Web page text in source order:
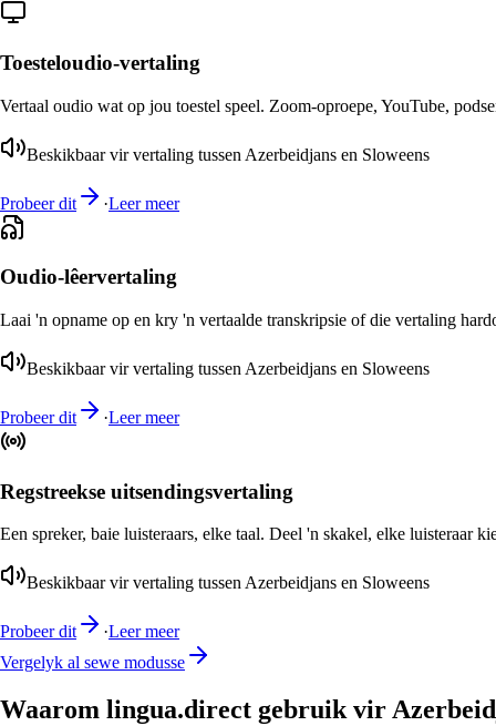
Toesteloudio-vertaling
Vertaal oudio wat op jou toestel speel. Zoom-oproepe, YouTube,
Beskikbaar vir vertaling tussen Azerbeidjans en Sloweens
Probeer dit ·Leer meer
Oudio-lêervertaling
Laai 'n opname op en kry 'n vertaalde transkripsie of die vertaling
Beskikbaar vir vertaling tussen Azerbeidjans en Sloweens
Probeer dit ·Leer meer
Regstreekse uitsendingsvertaling
Een spreker, baie luisteraars, elke taal. Deel 'n skakel, elke luisteraar
Beskikbaar vir vertaling tussen Azerbeidjans en Sloweens
Probeer dit ·Leer meer
Vergelyk al sewe modusse
Waarom lingua.direct gebruik vir